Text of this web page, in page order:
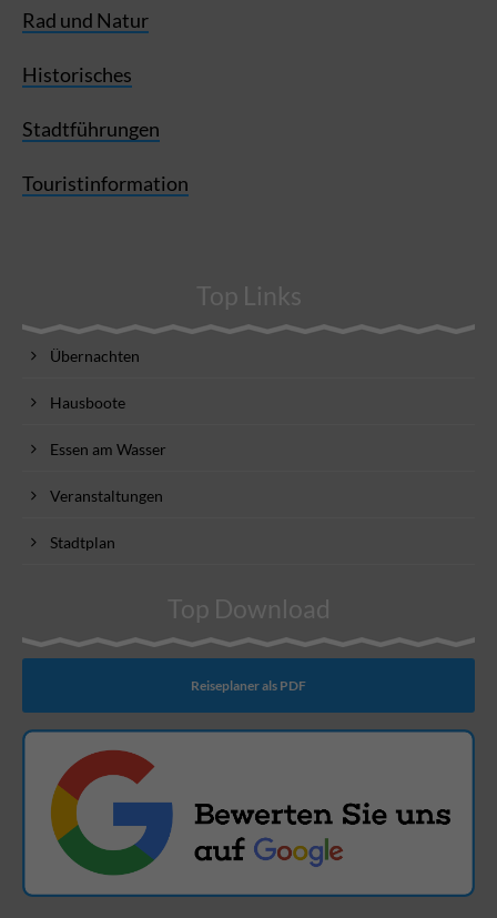
Rad und Natur
Historisches
Stadtführungen
Touristinformation
Top Links
Übernachten
Hausboote
Essen am Wasser
Veranstaltungen
Stadtplan
Top Download
Reiseplaner als PDF